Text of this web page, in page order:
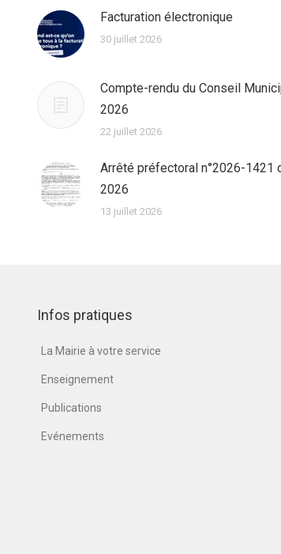
Facturation électronique
30 juillet 2026
Compte-rendu du Conseil
2026
22 juillet 2026
Arrêté préfectoral n°2026-1421
2026
13 juillet 2026
Infos pratiques
La Mairie à votre service
Enseignement
Publications
Evénements